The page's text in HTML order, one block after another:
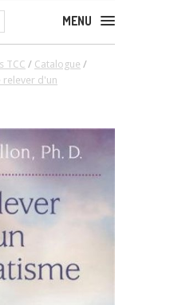
MENU
TCC / Catalogue /
relever d'un